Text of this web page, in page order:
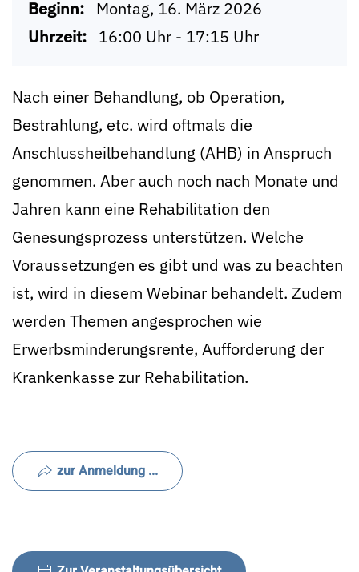
Beginn: Montag, 16. März 2026
Uhrzeit: 16:00 Uhr - 17:15 Uhr
Nach einer Behandlung, ob Operation,
Bestrahlung, etc. wird oftmals die
Anschlussheilbehandlung (AHB) in Anspruch
genommen. Aber auch noch nach Monate und
Jahren kann eine Rehabilitation den
Genesungsprozess unterstützen. Welche
Voraussetzungen es gibt und was zu beachten
ist, wird in diesem Webinar behandelt. Zudem
werden Themen angesprochen wie
Erwerbsminderungsrente, Aufforderung der
Krankenkasse zur Rehabilitation.
zur Anmeldung ...